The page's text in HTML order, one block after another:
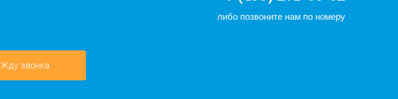
либо позвоните нам по номеру
Жду звонка